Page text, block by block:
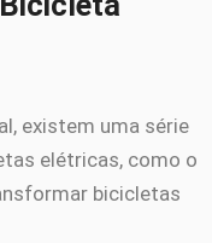
existem uma série
elétricas, como o
bicicletas